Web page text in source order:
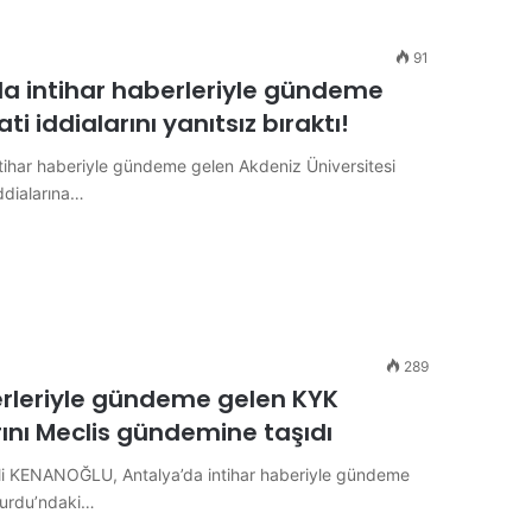
91
intihar haberleriyle gündeme
yanıtsız bıraktı!
haberiyle gündeme gelen Akdeniz Üniversitesi
289
gündeme gelen KYK
Meclis gündemine taşıdı
Antalya’da intihar haberiyle gündeme